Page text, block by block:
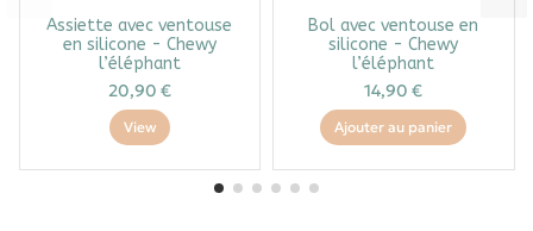
Assiette avec ventouse
en silicone - Chewy
l’éléphant
20,90 €
View
Bol avec ventouse en
silicone - Chewy
l’éléphant
14,90 €
Ajouter au panier